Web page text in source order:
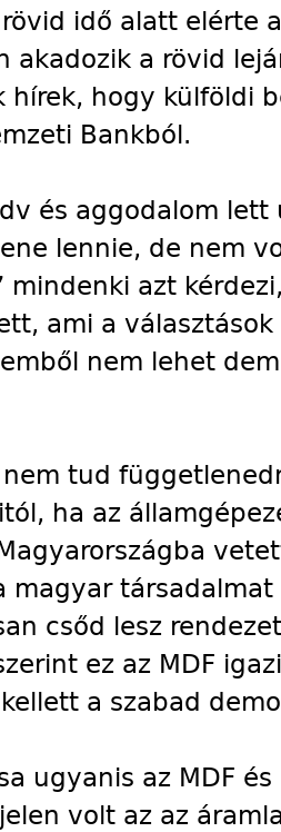
idő alatt elérte
akadozik a rövid
hírek, hogy külföldi
Bankból.
és aggodalom
lennie, de nem
mindenki azt
ami a
nem lehet
nem tud
ha az
magyar
csőd lesz
ez az MDF
a szabad
ugyanis az MDF
volt az az